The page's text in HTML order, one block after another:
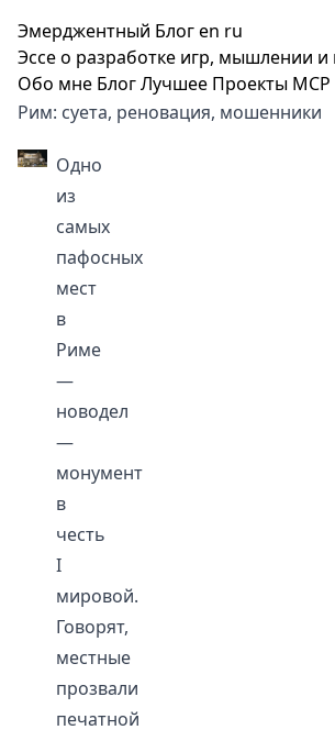
Эмерджентный Блогen ru
Эссе о разработке игр, мышлении и
Обо мне БлогЛучшее Проекты MCP
Рим: суета, реновация, мошенники
Одно
из
самых
пафосных
мест
в
Риме
—
новодел
—
монумент
в
честь
I
мировой.
Говорят,
местные
прозвали
печатной